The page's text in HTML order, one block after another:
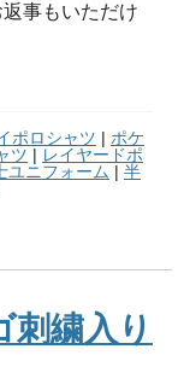
事もいただけ
ポロシャツ | ポケ
ツ | レイヤードポ
ユニフォーム | 半
刺繍入り